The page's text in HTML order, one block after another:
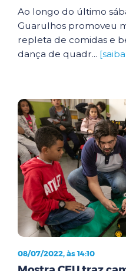
Ao longo do último
Guarulhos promoveu
repleta de comidas e
dança de quadr...
08/07/2022, às 14:10